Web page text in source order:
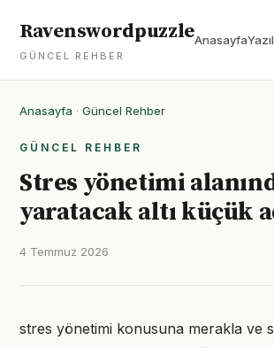
Ravenswordpuzzle
GÜNCEL REHBER
Anasayfa
Anasayfa · Güncel Rehber
GÜNCEL REHBER
Stres yönetimi
yaratacak altı küçük
4 Temmuz 2026
stres yönetimi konusuna merakla ve